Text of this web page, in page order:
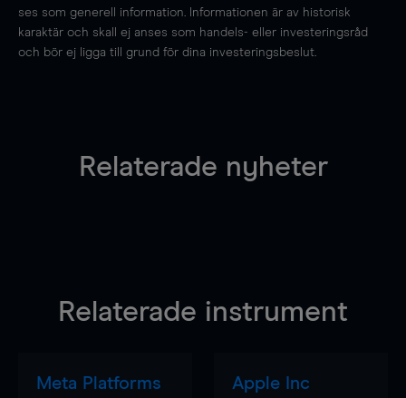
ses som generell information. Informationen är av historisk
karaktär och skall ej anses som handels- eller investeringsråd
och bör ej ligga till grund för dina investeringsbeslut.
Relaterade nyheter
Relaterade instrument
Meta Platforms
Apple Inc